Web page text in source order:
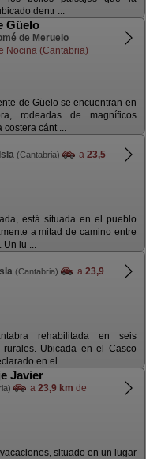
dentr ...
Güelo
de Meruelo
Nocina (Cantabria)
de Güelo se encuentran en
rodeadas de magníficos
costera cánt ...
(Cantabria) a 23,5
está situada en el pueblo
a mitad de camino entre
Un lu ...
Isla (Cantabria) a 23,9
rehabilitada en seis
rurales. Ubicada en el Casco
en el ...
Javier
a 23,9 km de
situado en un lugar